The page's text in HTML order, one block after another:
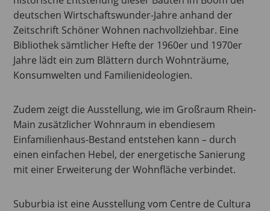
deutschen Wirtschaftswunder-Jahre anhand der
Zeitschrift Schöner Wohnen nachvollziehbar. Eine
Bibliothek sämtlicher Hefte der 1960er und 1970er
Jahre lädt ein zum Blättern durch Wohnträume,
Konsumwelten und Familienideologien.
Zudem zeigt die Ausstellung, wie im Großraum Rhein-
Main zusätzlicher Wohnraum in ebendiesem
Einfamilienhaus-Bestand entstehen kann – durch
einen einfachen Hebel, der energetische Sanierung
mit einer Erweiterung der Wohnfläche verbindet.
Suburbia ist eine Ausstellung vom Centre de Cultura